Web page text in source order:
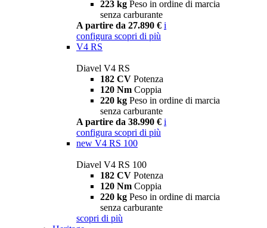
223 kg Peso in ordine di marcia
senza carburante
A partire da 27.890 € i
configura scopri di più
V4 RS
Diavel V4 RS
182 CV Potenza
120 Nm Coppia
220 kg Peso in ordine di marcia
senza carburante
A partire da 38.990 € i
configura scopri di più
new V4 RS 100
Diavel V4 RS 100
182 CV Potenza
120 Nm Coppia
220 kg Peso in ordine di marcia
senza carburante
scopri di più